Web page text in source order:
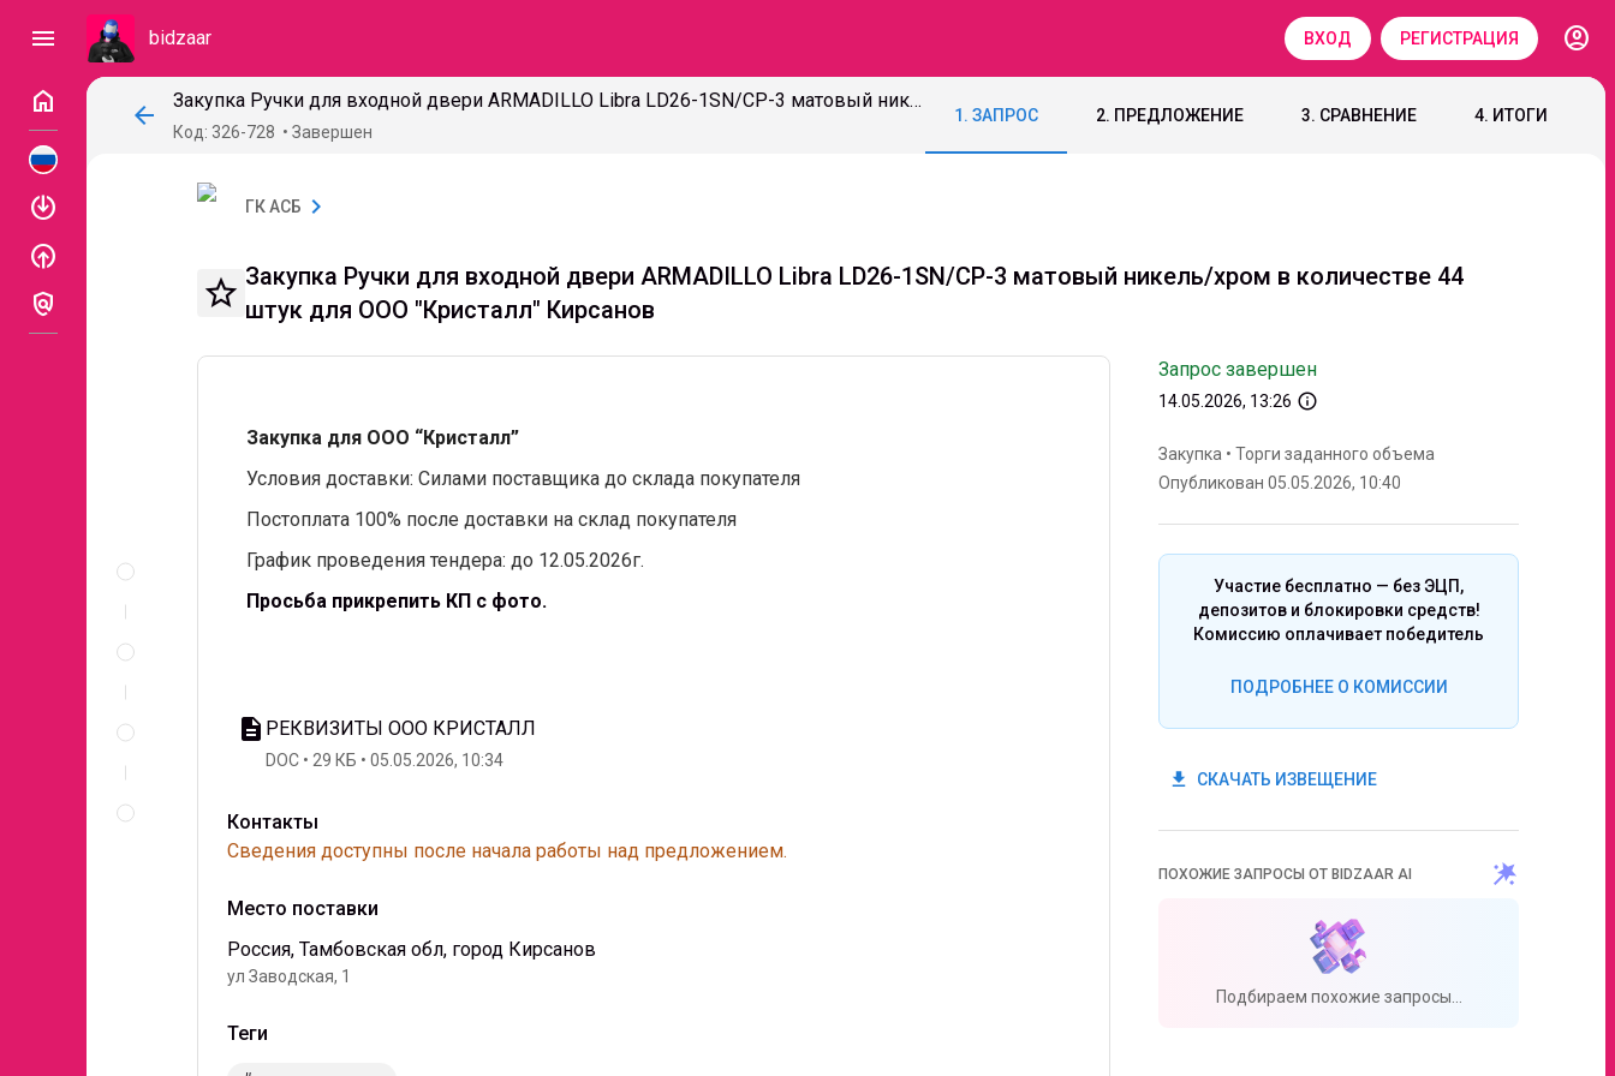
menu bidzaar ВХОД РЕГИСТРАЦИЯ
account_circle
home
enable
enable
policy
arrow_back
Закупка Ручки для входной двери ARMADILLO Libra LD26-1SN/CP-3 матовый никель/хром в количестве 44 штук для ООО "Кристалл" Кирсанов
Код: 326-728 Завершен
1. ЗАПРОС 2. ПРЕДЛОЖЕНИЕ 3. СРАВНЕНИЕ 4. ИТОГИ
проведения
ГК АСБ chevron_right
star_border Закупка Ручки для входной двери ARMADILLO Libra LD26-1SN/CP-3 матовый никель/хром в количестве 44
штук для ООО "Кристалл" Кирсанов
Закупка для ООО “Кристалл”
Условия доставки: Силами поставщика до склада покупателя
Постоплата 100% после доставки на склад покупателя
График проведения тендера: до 12.05.2026г.
Просьба прикрепить КП с фото.
description РЕКВИЗИТЫ ООО КРИСТАЛЛ
DOC 29 КБ 05.05.2026, 10:34
Контакты
Сведения доступны после начала работы над предложением.
Место поставки
Россия, Тамбовская обл, город Кирсанов
ул Заводская, 1
Теги
Запрос завершен
14.05.2026, 13:26 info_outline
Закупка • Торги заданного объема
Опубликован 05.05.2026, 10:40
Участие бесплатно — без ЭЦП,
депозитов и блокировки средств!
Комиссию оплачивает победитель
ПОДРОБНЕЕ О КОМИССИИ
get_app СКАЧАТЬ ИЗВЕЩЕНИЕ
ПОХОЖИЕ ЗАПРОСЫ ОТ BIDZAAR AI
Подбираем похожие запросы...